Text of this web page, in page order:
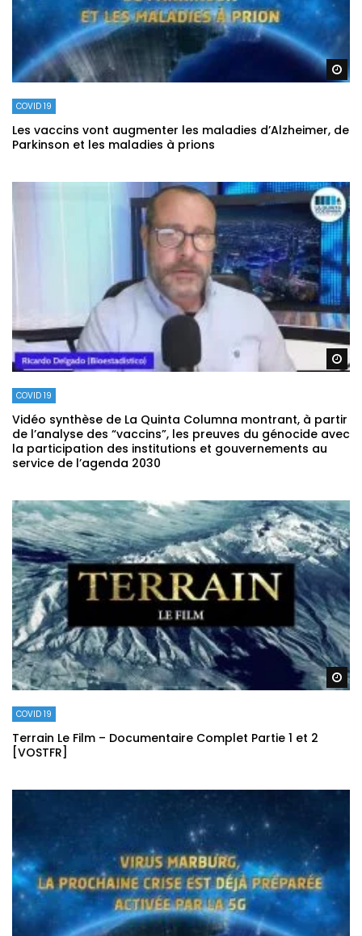
COVID 19
Les vaccins vont augmenter les maladies d’Alzheimer, de
Parkinson et les maladies à prions
COVID 19
Vidéo synthèse de La Quinta Columna montrant, à partir
de l’analyse des “vaccins”, les preuves du génocide avec
la participation des institutions et gouvernements au
service de l’agenda 2030
COVID 19
Terrain Le Film – Documentaire Complet Partie 1 et 2
[VOSTFR]